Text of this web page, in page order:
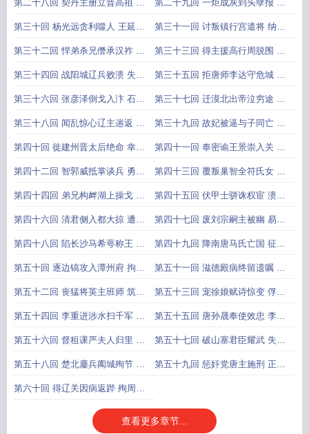
第二十八回 契丹主册立晋高祖 述
律后笑骂赵
第二十九回 一炬成灰到头孽报 三
帅叛命依次
第三十回 杨光远贪利噬人 王延羲
乘乱窃国
第三十一回 讨叛镇行宫遣将 纳叔
母嗣主乱伦
第三十二回 悍弟杀兄僭承汉祚 逆
臣弑主大乱
第三十三回 得主援高行周脱围 迫
父降杨光远
第三十四回 战阳城辽兵败溃 失建
州闽主覆亡
第三十五回 拒唐师李达守危城 中
辽计杜威设
第三十六回 张彦泽倒戈入汴 石重
贵举国降辽
第三十七回 迁漠北出帝泣穷途 镇
河东藩王登
第三十八回 闻乱惊心辽主遄返 乘
丧夺位燕王
第三十九回 故妃被逼与子同亡 御
史敢言奉母
第四十回 徙建州晋太后绝命 幸邺
都汉高祖亲
第四十一回 奉密谕王景崇入关 捏
遗诏杜重威
第四十二回 智郭威抵掌谈兵 勇刘
词从容破敌
第四十三回 覆叛巢智全符氏女 投
火窟悔拒汉
第四十四回 弟兄构衅湖上操戈 将
相积嫌席间
第四十五回 伏甲士骈诛权宦 溃御
营窜死孱君
第四十六回 清君侧入都大掠 遭兵
变拥驾争归
第四十七回 废刘宗嗣主被幽 易汉
祚新皇传诏
第四十八回 陷长沙马希萼称王 攻
晋州刘承钧
第四十九回 降南唐马氏亡国 征东
鲁周主督师
第五十回 逐边镐攻入潭州府 拘刘
言计夺武平
第五十一回 滋德殿病终留遗嘱 高
平县敌忾奏
第五十二回 丧猛将英主班师 筑坚
城良臣破虏
第五十三回 宠徐娘赋诗惊变 俘蜀
帅得地报功
第五十四回 李重进涉水扫千军 赵
匡胤斩关擒
第五十五回 唐孙晟奉使效忠 李景
达丧师奔命
第五十六回 督租课严夫人归里 尽
臣节唐司空
第五十七回 破山寨君臣耀武 失州
城夫妇尽忠
第五十八回 楚北鏖兵阖城殉节 淮
南纳土奉表
第五十九回 惩奸党唐主施刑 正乐
第六十回 得辽关因病返跸 殉周将
查看更多章节...